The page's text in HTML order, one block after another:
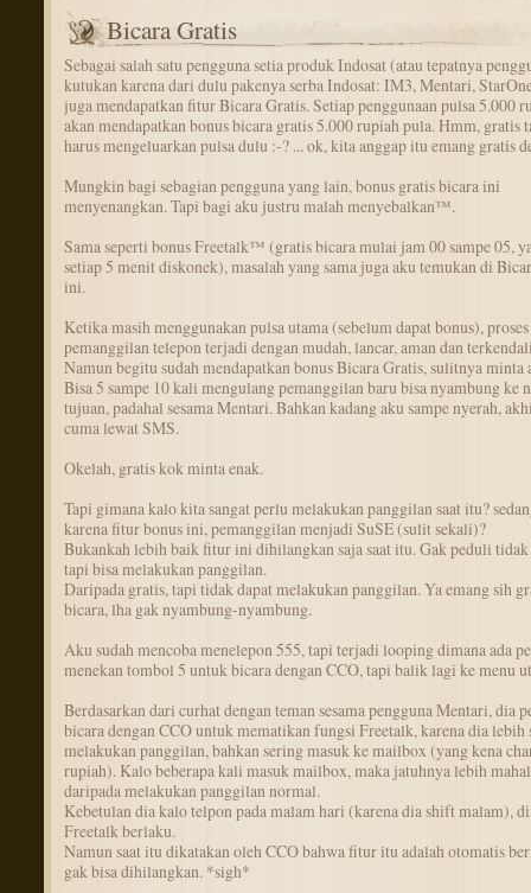
Bicara Gratis
Sebagai salah satu pengguna setia produk Indosat (atau tepatnya
kutukan karena dari dulu pakenya serba Indosat: IM3, Mentari,
juga mendapatkan fitur Bicara Gratis. Setiap penggunaan pulsa 5.000
akan mendapatkan bonus bicara gratis 5.000 rupiah pula. Hmm, gratis
harus mengeluarkan pulsa dulu :-? ... ok, kita anggap itu emang gratis
Mungkin bagi sebagian pengguna yang lain, bonus gratis bicara ini
menyenangkan. Tapi bagi aku justru malah menyebalkan™.
Sama seperti bonus Freetalk™ (gratis bicara mulai jam 00 sampe 05,
setiap 5 menit diskonek), masalah yang sama juga aku temukan di
ini.
Ketika masih menggunakan pulsa utama (sebelum dapat bonus), proses
pemanggilan telepon terjadi dengan mudah, lancar, aman dan
Namun begitu sudah mendapatkan bonus Bicara Gratis, sulitnya minta
Bisa 5 sampe 10 kali mengulang pemanggilan baru bisa nyambung ke
tujuan, padahal sesama Mentari. Bahkan kadang aku sampe nyerah,
cuma lewat SMS.
Okelah, gratis kok minta enak.
Tapi gimana kalo kita sangat perlu melakukan panggilan saat itu?
karena fitur bonus ini, pemanggilan menjadi SuSE (sulit sekali)?
Bukankah lebih baik fitur ini dihilangkan saja saat itu. Gak peduli
tapi bisa melakukan panggilan.
Daripada gratis, tapi tidak dapat melakukan panggilan. Ya emang sih
bicara, lha gak nyambung-nyambung.
Aku sudah mencoba menelepon 555, tapi terjadi looping dimana ada
menekan tombol 5 untuk bicara dengan CCO, tapi balik lagi ke menu
Berdasarkan dari curhat dengan teman sesama pengguna Mentari, dia
bicara dengan CCO untuk mematikan fungsi Freetalk, karena dia lebih
melakukan panggilan, bahkan sering masuk ke mailbox (yang kena
rupiah). Kalo beberapa kali masuk mailbox, maka jatuhnya lebih mahal
daripada melakukan panggilan normal.
Kebetulan dia kalo telpon pada malam hari (karena dia shift malam),
Freetalk berlaku.
Namun saat itu dikatakan oleh CCO bahwa fitur itu adalah otomatis
gak bisa dihilangkan. *sigh*